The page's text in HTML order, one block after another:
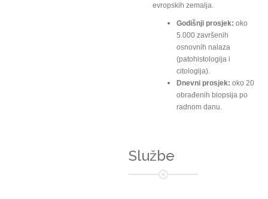
evropskih zemalja.
Godišnji prosjek: oko
5.000 završenih
osnovnih nalaza
(patohistologija i
citologija).
Dnevni prosjek: oko 20
obrađenih biopsija po
radnom danu.
Službe